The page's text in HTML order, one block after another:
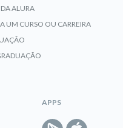
ALURA
UM CURSO OU CARREIRA
APPS